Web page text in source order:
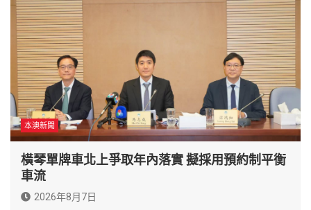
本澳新聞
橫琴單牌車北上爭取年內落實 擬採用預約制平衡
車流
2026年8月7日